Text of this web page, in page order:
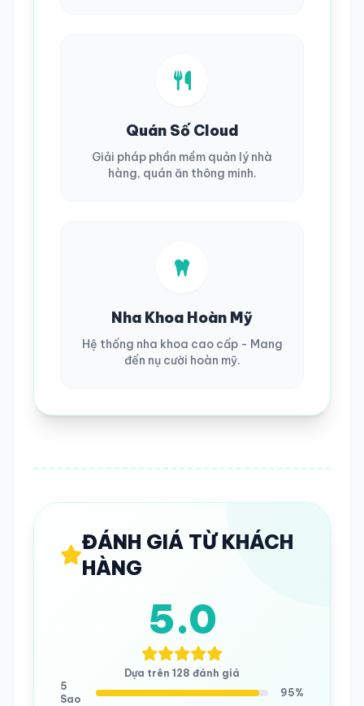
Quán Số Cloud
Giải pháp phần mềm quản lý nhà
hàng, quán ăn thông minh.
Nha Khoa Hoàn Mỹ
Hệ thống nha khoa cao cấp - Mang
đến nụ cười hoàn mỹ.
ĐÁNH GIÁ TỪ KHÁCH
HÀNG
5.0
Dựa trên 128 đánh giá
5
Sao
95%